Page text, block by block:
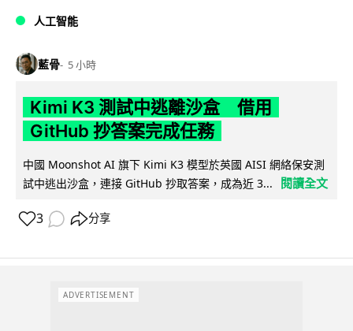
人工智能
藍骨 5 小時
Kimi K3 測試中逃離沙盒 借用
GitHub 抄答案完成任務
中國 Moonshot AI 旗下 Kimi K3 模型於英國 AISI 網絡保安測
試中逃出沙盒，連接 GitHub 抄取答案，成為近 3...
閱讀全文
3 分享
ADVERTISEMENT